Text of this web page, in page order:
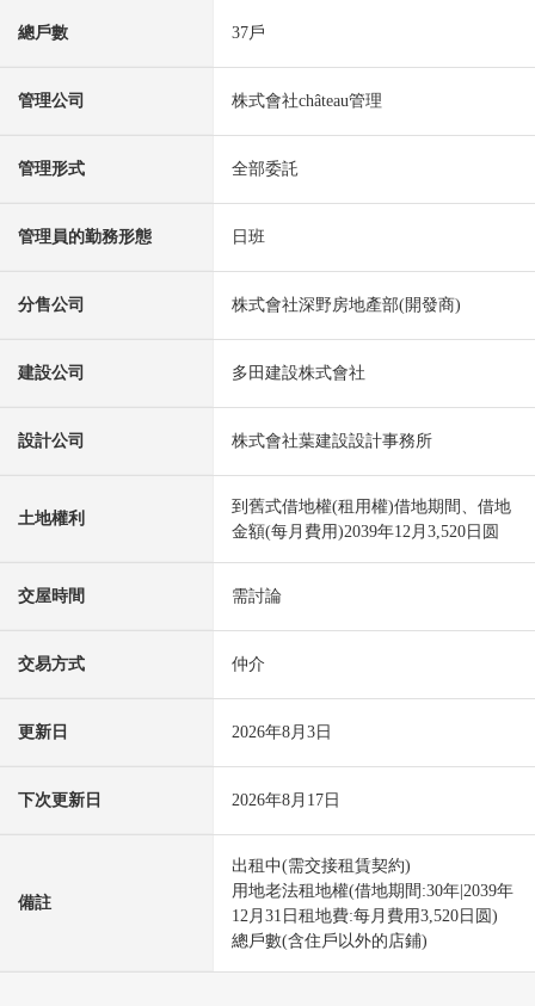
總戶數 37戶
管理公司 株式會社château管理
管理形式 全部委託
管理員的勤務形態 日班
分售公司 株式會社深野房地產部(開發商)
建設公司 多田建設株式會社
設計公司 株式會社葉建設設計事務所
土地權利
到舊式借地權(租用權)借地期間、借地
金額(每月費用)2039年12月3,520日圆
交屋時間 需討論
交易方式 仲介
更新日 2026年8月3日
下次更新日 2026年8月17日
備註
出租中(需交接租賃契約)
用地老法租地權(借地期間:30年|2039年
12月31日租地費:每月費用3,520日圆)
總戶數(含住戶以外的店鋪)